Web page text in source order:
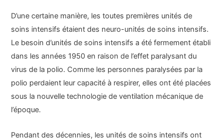
D’une certaine manière, les toutes premières unités de
soins intensifs étaient des neuro-unités de soins intensifs.
Le besoin d’unités de soins intensifs a été fermement établi
dans les années 1950 en raison de l’effet paralysant du
virus de la polio. Comme les personnes paralysées par la
polio perdaient leur capacité à respirer, elles ont été placées
sous la nouvelle technologie de ventilation mécanique de
l’époque.
Pendant des décennies, les unités de soins intensifs ont